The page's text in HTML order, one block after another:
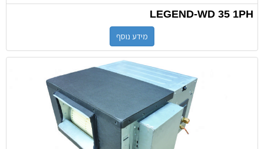
LEGEND-WD 35 1PH
מידע נוסף